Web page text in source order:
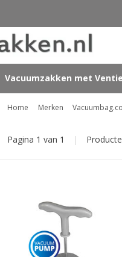
Vacuumzakken met
Home Merken
Pagina 1 van 1 |